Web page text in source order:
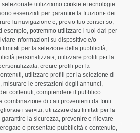
selezionate utilizziamo cookie e tecnologie
essenziali per garantire la fruizione dei
la navigazione e, previo tuo consenso,
esempio, potremmo utilizzare i tuoi dati per
informazioni su dispositivo e/o
limitati per la selezione della pubblicità,
personalizzata, utilizzare profili per la
creare profili per la
utilizzare profili per la selezione di
misurare le prestazioni degli annunci,
contenuti, comprendere il pubblico
combinazione di dati provenienti da fonti
i servizi, utilizzare dati limitati per la
la sicurezza, prevenire e rilevare
e presentare pubblicità e contenuto,
Newsletter
privacy policy, autorizzo il Titolare al